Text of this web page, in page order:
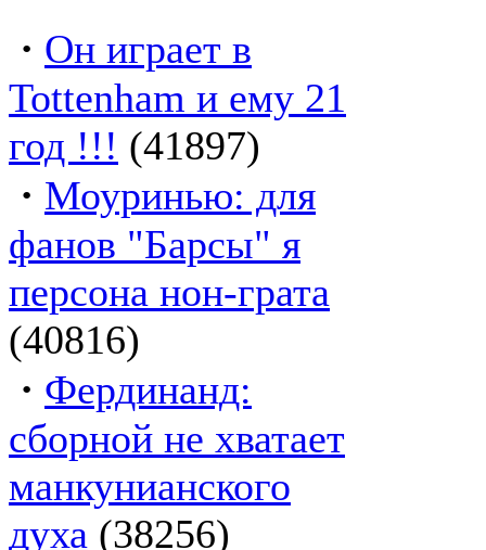
· Он играет в
Tottenham и ему 21
год !!! (41897)
· Моуринью: для
фанов "Барсы" я
персона нон-грата
(40816)
· Фердинанд:
сборной не хватает
манкунианского
духа (38256)